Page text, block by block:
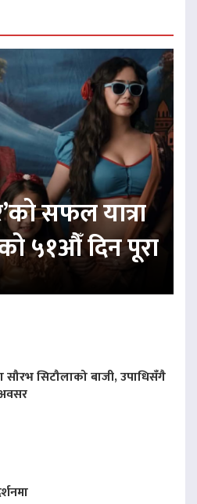
सफल यात्रा
५१औँ दिन पूरा
सिटौलाको बाजी, उपाधिसँगै